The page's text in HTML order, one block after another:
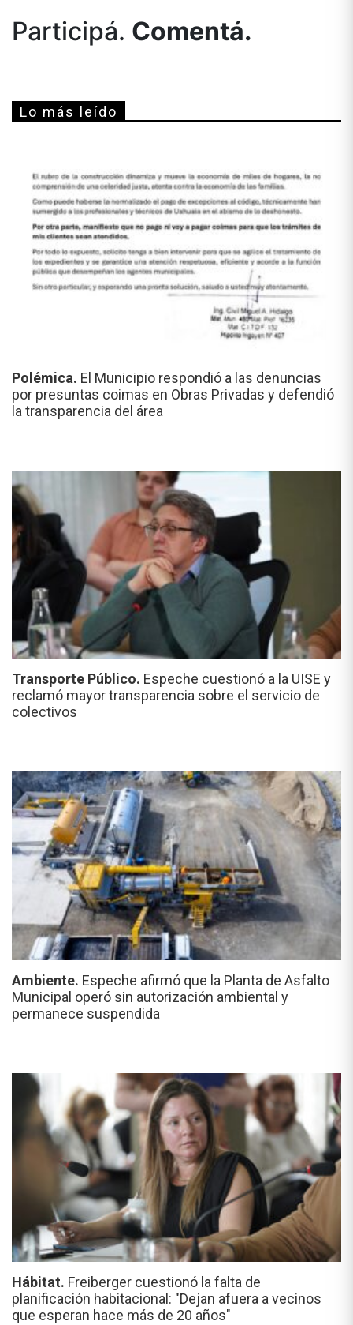
Participá. Comentá.
Lo más leído
Polémica. El Municipio respondió a las denuncias
por presuntas coimas en Obras Privadas y defendió
la transparencia del área
Transporte Público. Espeche cuestionó a la UISE y
reclamó mayor transparencia sobre el servicio de
colectivos
Ambiente. Espeche afirmó que la Planta de Asfalto
Municipal operó sin autorización ambiental y
permanece suspendida
Hábitat. Freiberger cuestionó la falta de
planificación habitacional: "Dejan afuera a vecinos
que esperan hace más de 20 años"